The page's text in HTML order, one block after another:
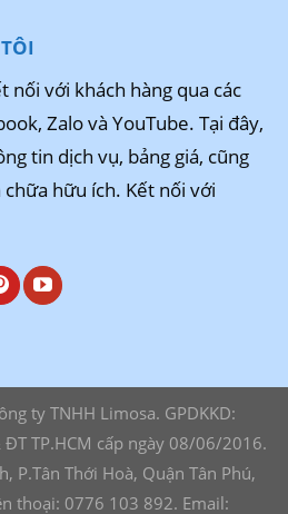
nối với khách hàng qua các
Zalo và YouTube. Tại đây,
tin dịch vụ, bảng giá, cũng
hữu ích. Kết nối với
ty TNHH Limosa. GPDKKD:
TP.HCM cấp ngày 08/06/2016.
P.Tân Thới Hoà, Quận Tân Phú,
thoại: 0776 103 892. Email: